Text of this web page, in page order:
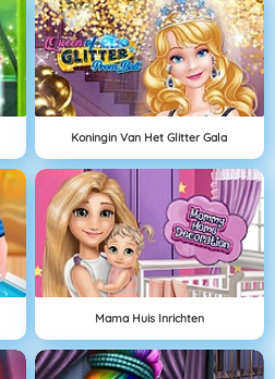
Koningin Van Het Glitter Gala
Mama Huis Inrichten